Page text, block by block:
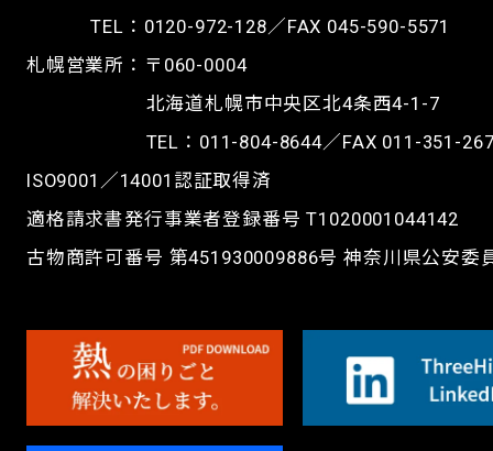
TEL： 0120-972-128／FAX 045-590-5571
札幌営業所：〒060-0004
北海道札幌市中央区北4条西4-1-7
TEL： 011-804-8644／FAX 011-351-
ISO9001／14001認証取得済
適格請求書発行事業者登録番号 T1020001044142
古物商許可番号 第451930009886号 神奈川県公安委